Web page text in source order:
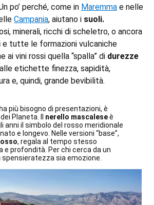
po’ perché, come in Maremma e nelle
Campania, aiutano i suoli.
minerali, ricchi di scheletro, o ancora
e tutte le formazioni vulcaniche
ai vini rossi quella “spalla” di durezze
etichette finezza, sapidità,
e, quindi, grande bevibilità.
più bisogno di presentazioni, è
Planeta. Il nerello mascaleseè
anni il simbolo del rosso meridionale
e longevo. Nelle versioni “base”,
, regala al tempo stesso
e profondità. Per chi cerca da un
sia emozione.